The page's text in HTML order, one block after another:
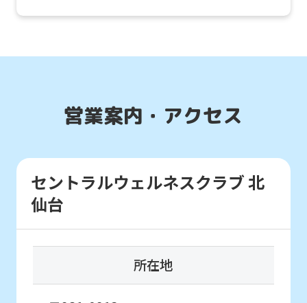
営業案内・アクセス
セントラルウェルネスクラブ 北
仙台
所在地
use
service,
version
will
be
スクール
入会前に実際のクラスの雰囲気を
体験したい方。
初めての方を対象としたはじめて体験に
はじめて体験・
各種イベント申込